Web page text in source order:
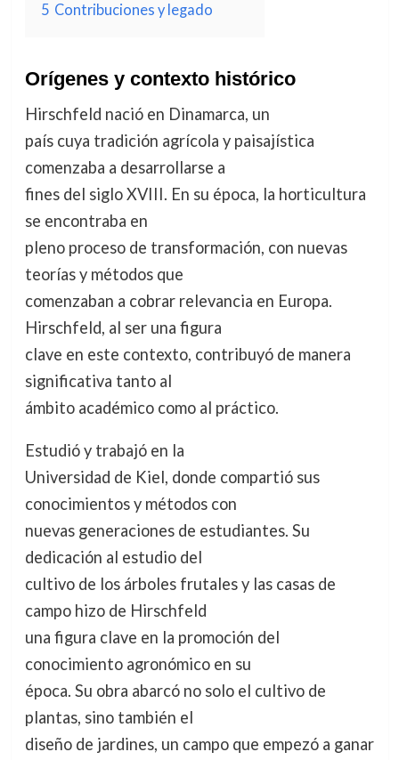
5 Contribuciones y legado
Orígenes y contexto histórico
Hirschfeld nació en Dinamarca, un
país cuya tradición agrícola y paisajística
comenzaba a desarrollarse a
fines del siglo XVIII. En su época, la horticultura
se encontraba en
pleno proceso de transformación, con nuevas
teorías y métodos que
comenzaban a cobrar relevancia en Europa.
Hirschfeld, al ser una figura
clave en este contexto, contribuyó de manera
significativa tanto al
ámbito académico como al práctico.
Estudió y trabajó en la
Universidad de Kiel, donde compartió sus
conocimientos y métodos con
nuevas generaciones de estudiantes. Su
dedicación al estudio del
cultivo de los árboles frutales y las casas de
campo hizo de Hirschfeld
una figura clave en la promoción del
conocimiento agronómico en su
época. Su obra abarcó no solo el cultivo de
plantas, sino también el
diseño de jardines, un campo que empezó a ganar